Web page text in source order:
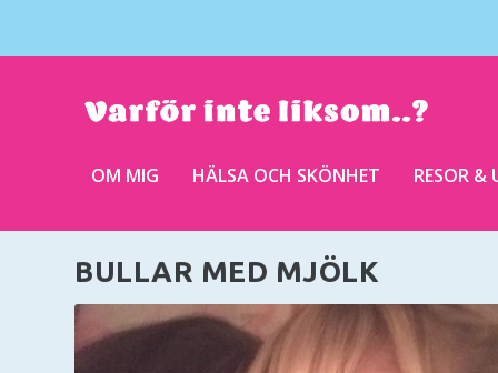
OM MIG HÄLSA OCH SKÖNHET RESOR &
BULLAR MED MJÖLK